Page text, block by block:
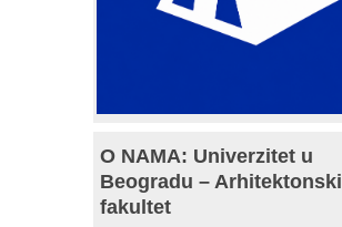
O NAMA: Univerzitet u
Beogradu – Arhitektonski
fakultet